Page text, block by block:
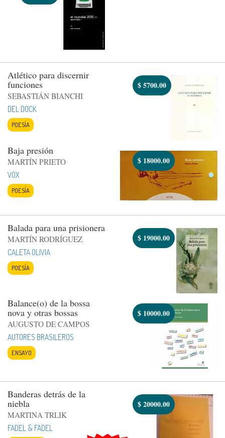
Atlético para discernir
funciones
SEBASTIÁN BIANCHI
DEL DOCK
POESÍA
$5700.00
Baja presión
MARTÍN PRIETO
VOX
POESÍA
$ 18000.00
Balada para una prisionera
MARTÍN RODRÍGUEZ
CALETA OLIVIA
POESÍA
$ 19000.00
Balance(o) de la bossa
nova y otras bossas
AUGUSTO DE CAMPOS
AUTORES BRASILEROS
ENSAYO
$ 10000.00
Banderas detrás de la
niebla
MARTINA TRLIK
FADEL & FADEL
$20000.00